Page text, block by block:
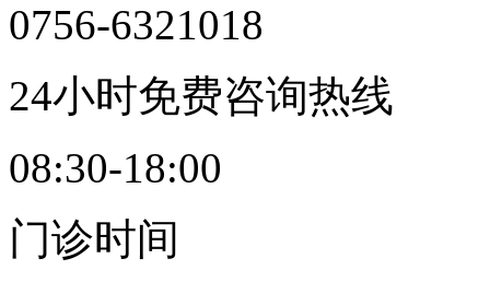
0756-6321018
24小时免费咨询热线
08:30-18:00
门诊时间